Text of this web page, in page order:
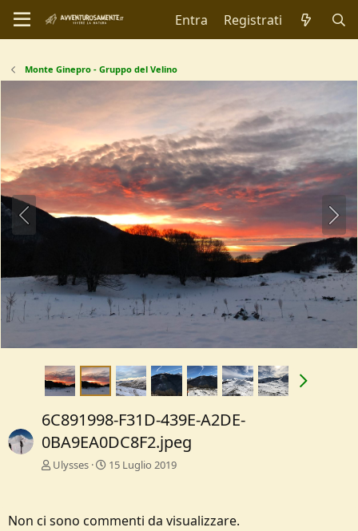
Entra Registrati
Monte Ginepro - Gruppo del Velino
6C891998-F31D-439E-A2DE-
0BA9EA0DC8F2.jpeg
Ulysses 15 Luglio 2019
Non ci sono commenti da visualizzare.